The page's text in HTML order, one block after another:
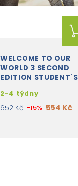
WELCOME TO OUR
WORLD 3 SECOND
EDITION STUDENT´S
2-4 týdny
652 Kč -15% 554 Kč